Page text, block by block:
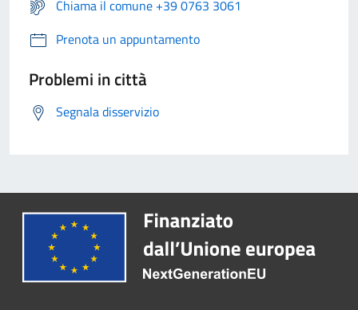
Chiama il comune +39 0763 3061
Prenota un appuntamento
Problemi in città
Segnala disservizio